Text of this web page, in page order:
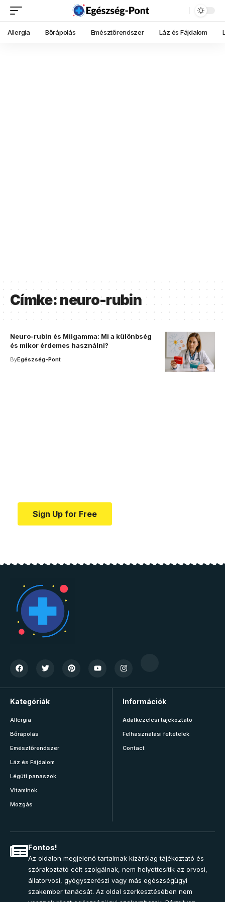
Allergia Bőrápolás Emésztőrendszer Láz és Fájdalom
Címke: neuro-rubin
Neuro-rubin és Milgamma: Mi a különbség
és mikor érdemes használni?
ByEgészség-Pont
Sign Up for Free
Kategóriák
Allergia
Bőrápolás
Emésztőrendszer
Láz és Fájdalom
Légúti panaszok
Vitaminok
Mozgás
Információk
Adatkezelési tájékoztató
Felhasználási feltételek
Contact
Fontos!
Az oldalon megjelenő tartalmak kizárólag tájékoztató és
szórakoztató célt szolgálnak, nem helyettesítik az orvosi,
állatorvosi, gyógyszerészi vagy más egészségügyi
szakember tanácsát. Az oldal szerkesztésében nem